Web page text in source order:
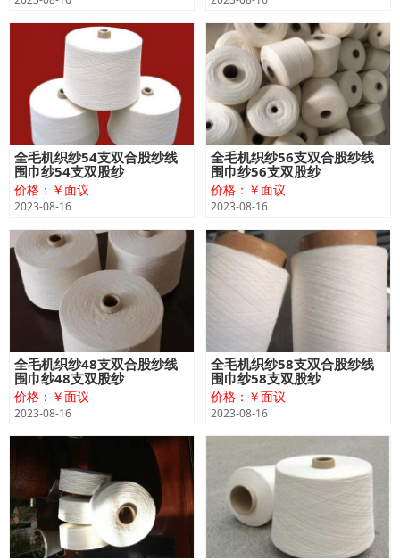
全毛机织纱54支双合股纱线
围巾纱54支双股纱
价格：￥面议
2023-08-16
全毛机织纱56支双合股纱线
围巾纱56支双股纱
价格：￥面议
2023-08-16
全毛机织纱48支双合股纱线
围巾纱48支双股纱
价格：￥面议
2023-08-16
全毛机织纱58支双合股纱线
围巾纱58支双股纱
价格：￥面议
2023-08-16